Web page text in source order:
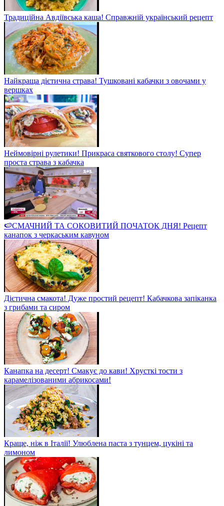
Традиційна Авдіївська каша! Справжній український рецепт
Найкраща дієтична страва! Тушковані кабачки з овочами у
вершках
Неймовірні рулетики! Прикраса святкового столу! Супер
проста страва з кабачка
🍉СМАЧНИЙ ТА СОКОВИТИЙ ПОЧАТОК ДНЯ! Рецепт
канапок з черкаським кавуном
Дієтична смакота! Дуже простий рецепт! Кабачкова запіканка
з грибами та сиром
Канапка на десерт! Смакує до кави! Хрусткі тости з
карамелізованими абрикосами!
Краще, ніж в Італії! Улюблена паста з тунцем, цукіні та
лимоном